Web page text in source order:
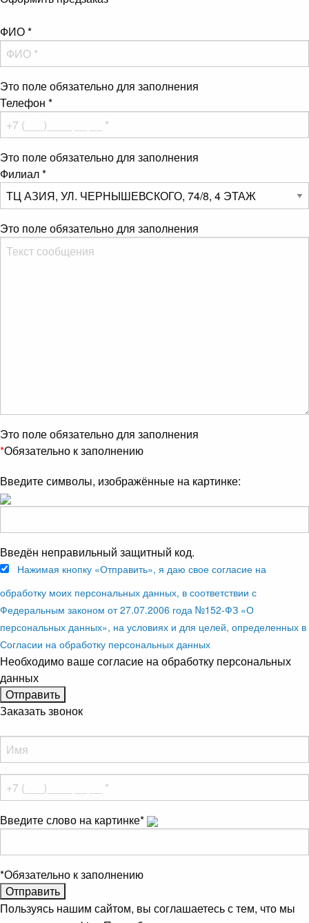
ФИО*
Это поле обязательно для заполнения
Телефон *
Это поле обязательно для заполнения
Филиал*
Это поле обязательно для заполнения
Это поле обязательно для заполнения
*Обязательно к заполнению
Введите символы, изображённые на картинке:
Введён неправильный защитный код.
Нажимая кнопку «Отправить», я даю свое согласие на
обработку моих персональных данных, в соответствии с
Федеральным законом от 27.07.2006 года №152-ФЗ «О
персональных данных», на условиях и для целей, определенных в
Согласии на обработку персональных данных
Необходимо ваше согласие на обработку персональных
данных
Заказать звонок
Введите слово на картинке*
*Обязательно к заполнению
Пользуясь нашим сайтом, вы соглашаетесь с тем, что мы